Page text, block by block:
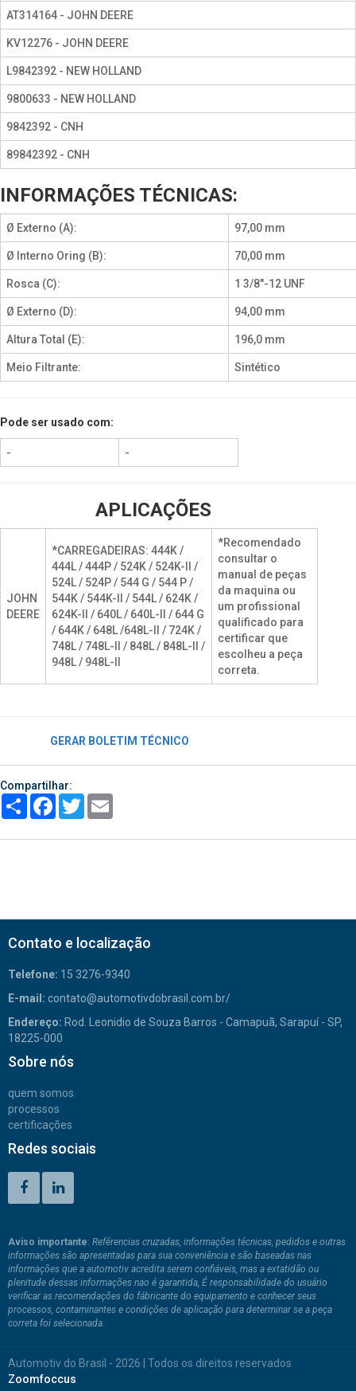
AT314164 - JOHN DEERE
KV12276 - JOHN DEERE
L9842392 - NEW HOLLAND
9800633 - NEW HOLLAND
9842392 - CNH
89842392 - CNH
INFORMAÇÕES TÉCNICAS:
Ø Externo (A): 97,00 mm
Ø Interno Oring (B): 70,00 mm
Rosca (C): 1 3/8"-12 UNF
Ø Externo (D): 94,00 mm
Altura Total (E): 196,0 mm
Meio Filtrante: Sintético
Pode ser usado com:
- -
APLICAÇÕES
JOHN
DEERE
*CARREGADEIRAS: 444K /
444L / 444P / 524K / 524K-II /
524L / 524P / 544 G / 544 P /
544K / 544K-II / 544L / 624K /
624K-II / 640L / 640L-II / 644 G
/ 644K / 648L /648L-II / 724K /
748L / 748L-II / 848L / 848L-II /
948L / 948L-II
*Recomendado
consultar o
manual de peças
da maquina ou
um profissional
qualificado para
certificar que
escolheu a peça
correta.
GERAR BOLETIM TÉCNICO
Compartilhar:
Share Facebook
Twitter
Contato e localização
Telefone: 15 3276-9340
E-mail: contato@automotivdobrasil.com.br/
Endereço: Rod. Leonidio de Souza Barros - Camapuã, Sarapuí - SP,
18225-000
Sobre nós
quem somos
processos
certificações
Redes sociais
Aviso importante: Refêrencias cruzadas, informações técnicas, pedidos e outras
informações são apresentadas para sua conveniência e são baseadas nas
informações que a automotiv acredita serem confiáveis, mas a extatidão ou
plenitude dessas informações nao é garantida, É responsabilidade do usuário
verificar as recomendações do fábricante do equipamento e conhecer seus
processos, contaminantes e condições de aplicação para determinar se a peça
correta foi selecionada.
Automotiv do Brasil - 2026 | Todos os direitos reservados
Zoomfoccus